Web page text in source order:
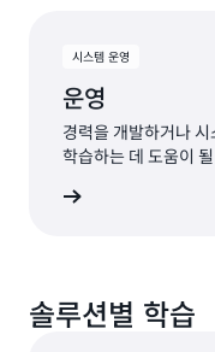
시스템 운영
운영
경력을 개발하거나
학습하는 데 도움이
솔루션별 학습